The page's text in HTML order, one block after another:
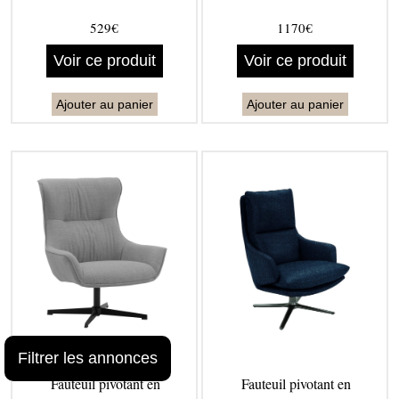
529€
Voir ce produit
Ajouter au panier
1170€
Voir ce produit
Ajouter au panier
Fauteuil pivotant en Fauteuil pivotant en
Filtrer les annonces